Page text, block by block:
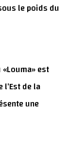
le poids du
est
de la
une